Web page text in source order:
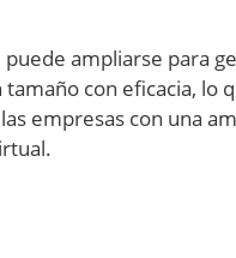
ampliarse para
con eficacia, lo
empresas con una